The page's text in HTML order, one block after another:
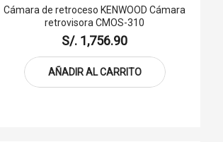
Cámara de retroceso KENWOOD Cámara
retrovisora CMOS-310
S/. 1,756.90
AÑADIR AL CARRITO